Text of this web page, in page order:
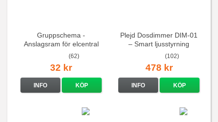
Gruppschema -
Anslagsram för elcentral
(62)
32 kr
INFO KÖP
Plejd Dosdimmer DIM-01
– Smart ljusstyrning
(102)
478 kr
INFO KÖP